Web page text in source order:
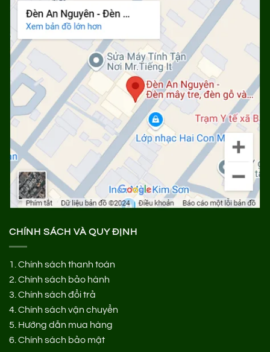
CHÍNH SÁCH VÀ QUY ĐỊNH
1. Chính sách thanh toán
2. Chính sách bảo hành
3. Chính sách đổi trả
4. Chính sách vận chuyển
5. Hướng dẫn mua hàng
6. Chính sách bảo mật